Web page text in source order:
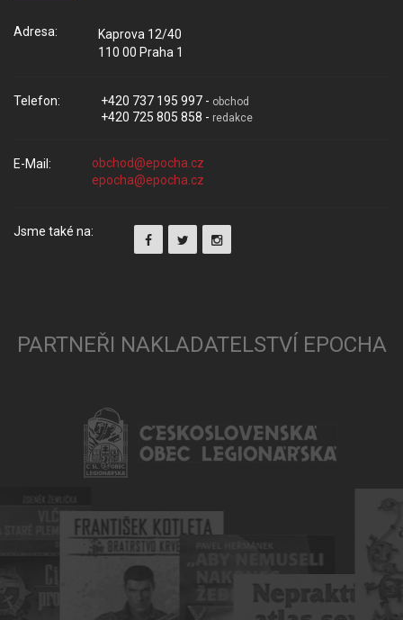
Adresa:
Kaprova 12/40
110 00 Praha 1
Telefon: +420 737 195 997 - obchod
+420 725 805 858 - redakce
E-Mail:
Jsme také na:
PARTNEŘI NAKLADATELSTVÍ EPOCHA